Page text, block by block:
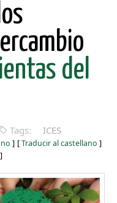
del
Tags: ICES
] [Traducir al castellano ]
]